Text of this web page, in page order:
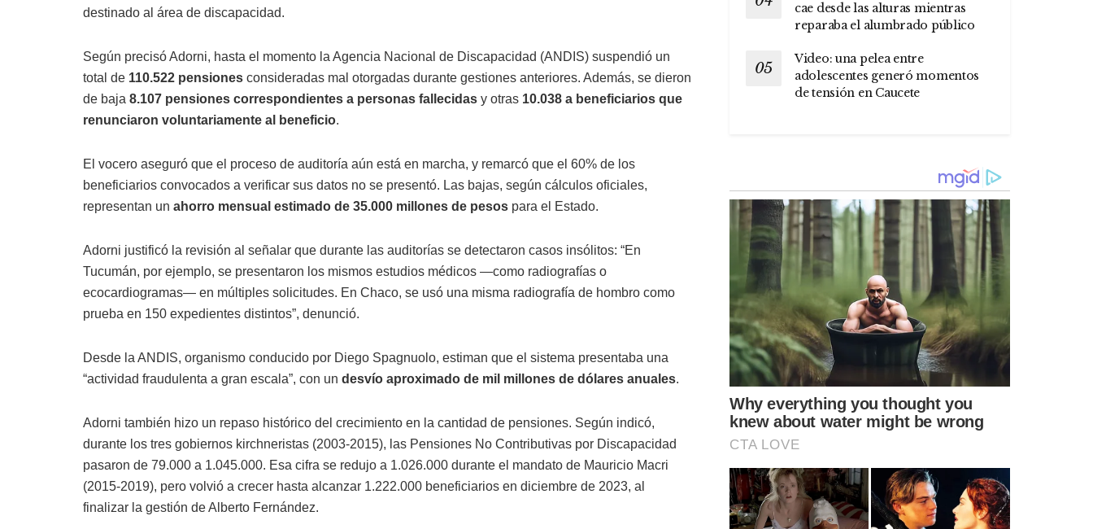
destinado al área de discapacidad.
Según precisó Adorni, hasta el momento la Agencia Nacional de Discapacidad (ANDIS) suspendió un
total de 110.522 pensiones consideradas mal otorgadas durante gestiones anteriores. Además, se dieron
de baja 8.107 pensiones correspondientes a personas fallecidas y otras 10.038 a beneficiarios que
renunciaron voluntariamente al beneficio.
El vocero aseguró que el proceso de auditoría aún está en marcha, y remarcó que el 60% de los
beneficiarios convocados a verificar sus datos no se presentó. Las bajas, según cálculos oficiales,
representan un ahorro mensual estimado de 35.000 millones de pesos para el Estado.
Adorni justificó la revisión al señalar que durante las auditorías se detectaron casos insólitos: “En
Tucumán, por ejemplo, se presentaron los mismos estudios médicos —como radiografías o
ecocardiogramas— en múltiples solicitudes. En Chaco, se usó una misma radiografía de hombro como
prueba en 150 expedientes distintos”, denunció.
Desde la ANDIS, organismo conducido por Diego Spagnuolo, estiman que el sistema presentaba una
“actividad fraudulenta a gran escala”, con un desvío aproximado de mil millones de dólares anuales.
Adorni también hizo un repaso histórico del crecimiento en la cantidad de pensiones. Según indicó,
durante los tres gobiernos kirchneristas (2003-2015), las Pensiones No Contributivas por Discapacidad
pasaron de 79.000 a 1.045.000. Esa cifra se redujo a 1.026.000 durante el mandato de Mauricio Macri
(2015-2019), pero volvió a crecer hasta alcanzar 1.222.000 beneficiarios en diciembre de 2023, al
finalizar la gestión de Alberto Fernández.
cae desde las alturas mientras
reparaba el alumbrado público
Video: una pelea entre
adolescentes generó momentos
de tensión en Caucete